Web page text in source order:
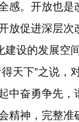
。开放也
促进深层
设的发展空间
下”之说，
奋勇争先，
神，完整准